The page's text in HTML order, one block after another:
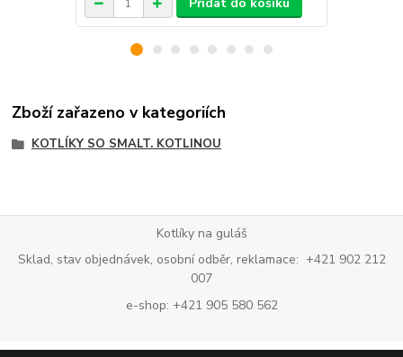
Přidat do košíku
Zboží zařazeno v kategoriích
KOTLÍKY SO SMALT. KOTLINOU
Kotlíky na guláš
Sklad, stav objednávek, osobní odběr, reklamace: +421 902 212
007
e-shop: +421 905 580 562